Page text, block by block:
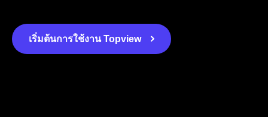
เริ่มต้นการใช้งาน Topview